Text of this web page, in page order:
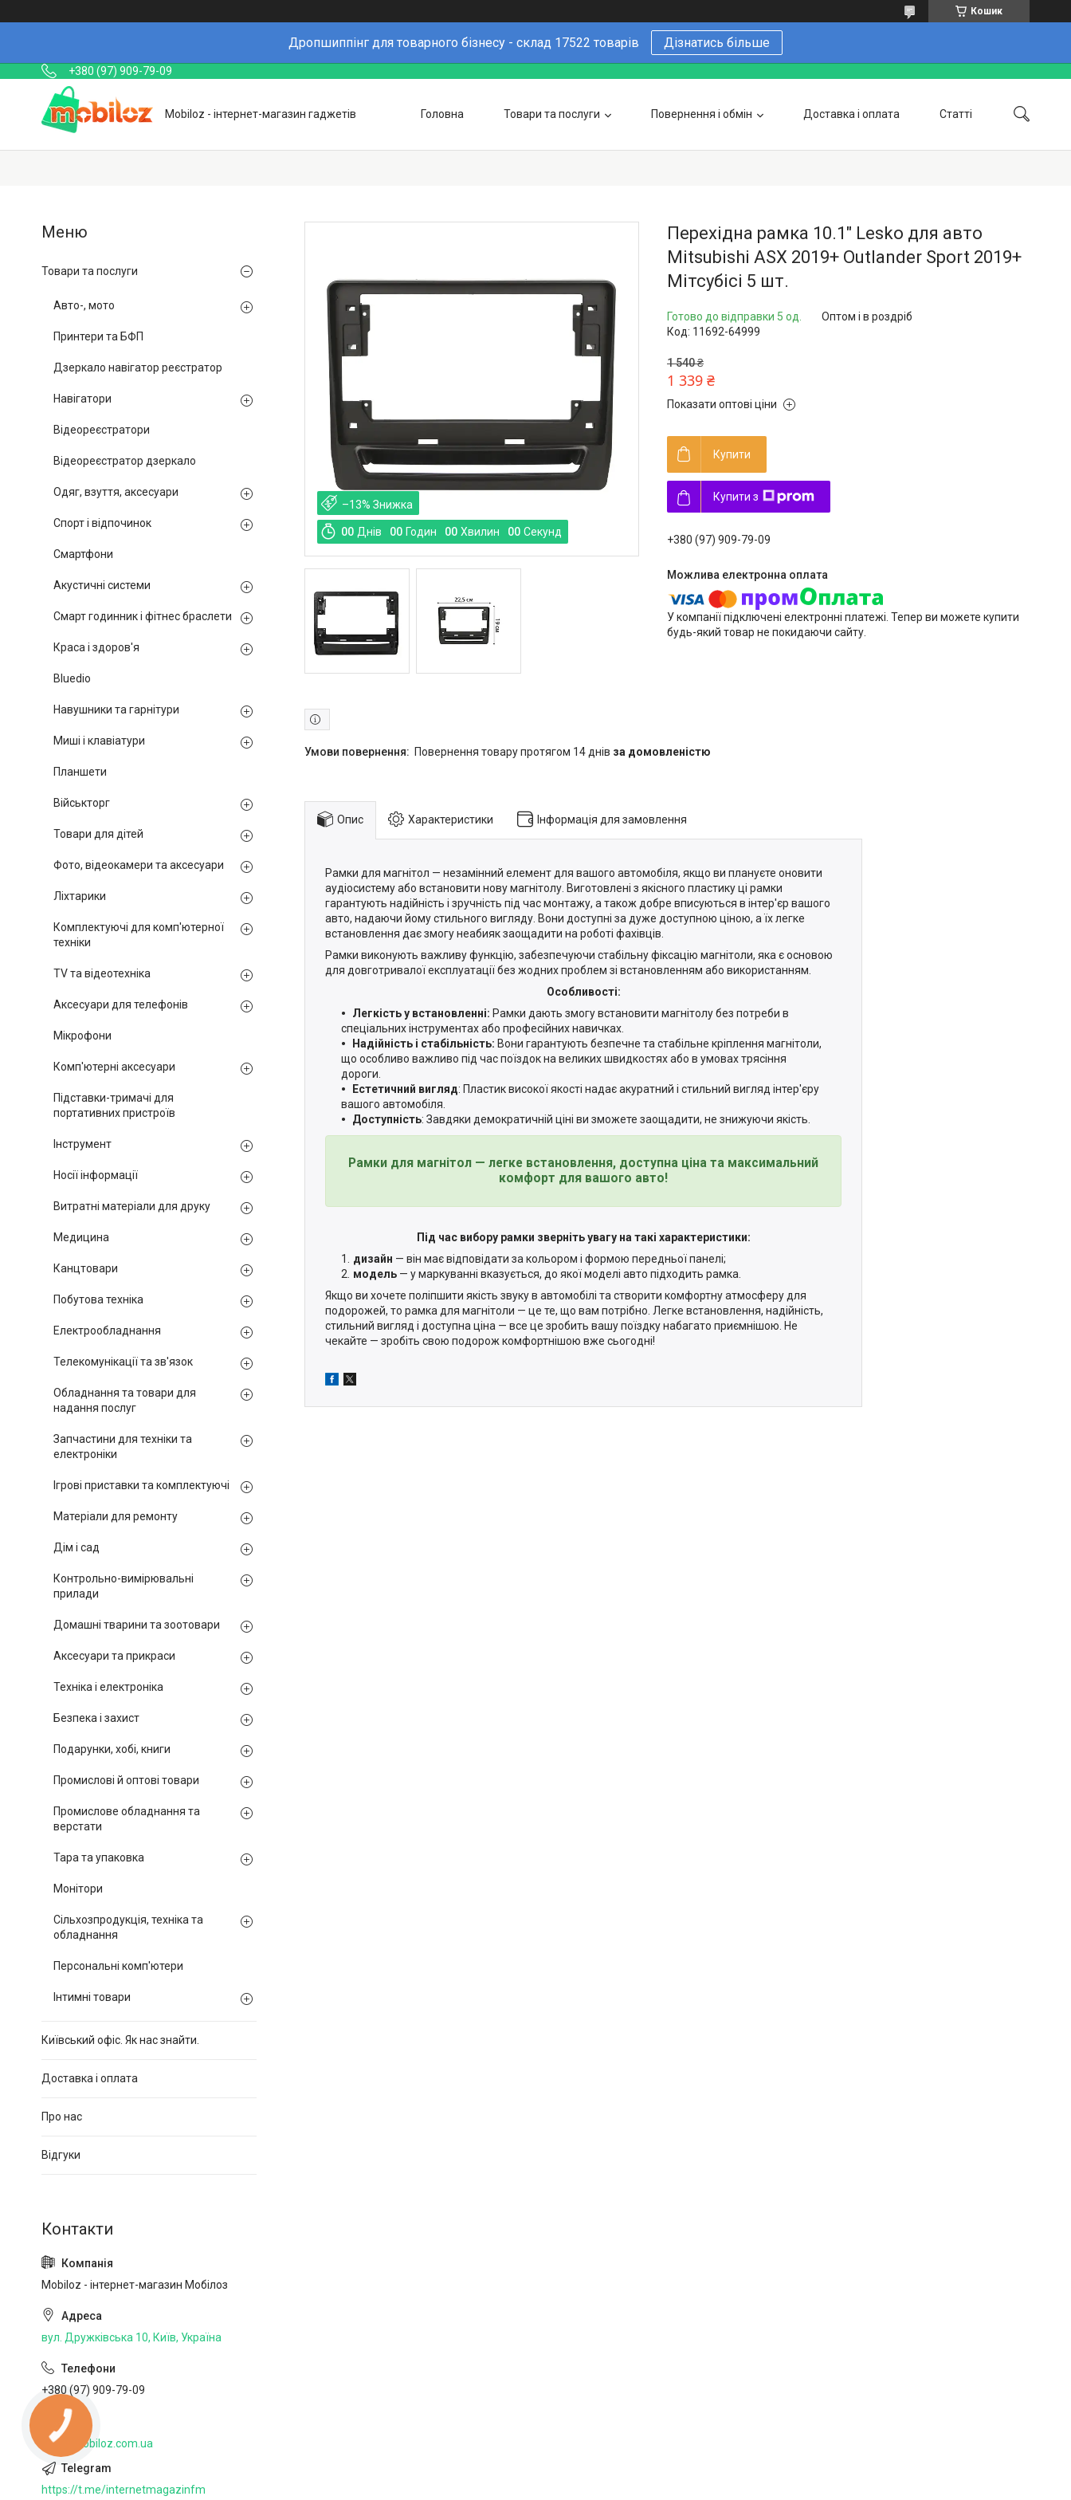
Кошик
Дропшиппінг для товарного бізнесу - склад 17522 товарів Дізнатись більше
+380 (97) 909-79-09
Mobiloz - інтернет-магазин гаджетів Головна Товари та послуги Повернення і обмін Доставка і оплата Статті
Оптовим покупцям Напишіть нам в Telegram
–13%
00 Днів 00 Годин 00 Хвилин 00 Секунд
Перехідна рамка 10.1" Lesko для авто
Mitsubishi ASX 2019+ Outlander Sport 2019+
Мітсубісі 5 шт.
Готово до відправки 5 од.
Оптом і в роздріб
Код: 11692-64999
1 540 ₴
1 339 ₴
Показати оптові ціни
Купити
Купити з
+380 (97) 909-79-09
У компанії підключені електронні платежі. Тепер ви можете купити
будь-який товар не покидаючи сайту.
повернення товару протягом 14 днів за домовленістю
Опис Характеристики Інформація для замовлення
Рамки для магнітол — незамінний елемент для вашого автомобіля, якщо ви плануєте оновити
аудіосистему або встановити нову магнітолу. Виготовлені з якісного пластику ці рамки
гарантують надійність і зручність під час монтажу, а також добре вписуються в інтер'єр вашого
авто, надаючи йому стильного вигляду. Вони доступні за дуже доступною ціною, а їх легке
встановлення дає змогу неабияк заощадити на роботі фахівців.
Рамки виконують важливу функцію, забезпечуючи стабільну фіксацію магнітоли, яка є основою
для довготривалої експлуатації без жодних проблем зі встановленням або використанням.
Особливості:
Легкість у встановленні: Рамки дають змогу встановити магнітолу без потреби в
спеціальних інструментах або професійних навичках.
Надійність і стабільність: Вони гарантують безпечне та стабільне кріплення магнітоли,
що особливо важливо під час поїздок на великих швидкостях або в умовах трясіння
дороги.
Естетичний вигляд: Пластик високої якості надає акуратний і стильний вигляд інтер'єру
вашого автомобіля.
Доступність: Завдяки демократичній ціні ви зможете заощадити, не знижуючи якість.
Рамки для магнітол — легке встановлення, доступна ціна та максимальний
комфорт для вашого авто!
Під час вибору рамки зверніть увагу на такі характеристики:
дизайн — він має відповідати за кольором і формою передньої панелі;
модель — у маркуванні вказується, до якої моделі авто підходить рамка.
Якщо ви хочете поліпшити якість звуку в автомобілі та створити комфортну атмосферу для
подорожей, то рамка для магнітоли — це те, що вам потрібно. Легке встановлення, надійність,
стильний вигляд і доступна ціна — все це зробить вашу поїздку набагато приємнішою. Не
чекайте — зробіть свою подорож комфортнішою вже сьогодні!
Товари та послуги
Авто-, мото
Принтери та БФП
Дзеркало навігатор реєстратор
Навігатори
Відеореєстратори
Відеореєстратор дзеркало
Одяг, взуття, аксесуари
Спорт і відпочинок
Смартфони
Акустичні системи
Смарт годинник і фітнес браслети
Краса і здоров'я
Bluedio
Навушники та гарнітури
Миші і клавіатури
Планшети
Військторг
Товари для дітей
Фото, відеокамери та аксесуари
Ліхтарики
Комплектуючі для комп'ютерної
техніки
TV та відеотехніка
Аксесуари для телефонів
Мікрофони
Комп'ютерні аксесуари
Підставки-тримачі для
портативних пристроїв
Інструмент
Носії інформації
Витратні матеріали для друку
Медицина
Канцтовари
Побутова техніка
Електрообладнання
Телекомунікації та зв'язок
Обладнання та товари для
надання послуг
Запчастини для техніки та
електроніки
Ігрові приставки та комплектуючі
Матеріали для ремонту
Дім і сад
Контрольно-вимірювальні
прилади
Домашні тварини та зоотовари
Аксесуари та прикраси
Техніка і електроніка
Безпека і захист
Подарунки, хобі, книги
Промислові й оптові товари
Промислове обладнання та
верстати
Тара та упаковка
Монітори
Сільхозпродукція, техніка та
обладнання
Персональні комп'ютери
Інтимні товари
Київський офіс. Як нас знайти.
Доставка і оплата
Про нас
Відгуки
Mobiloz - інтернет-магазин Мобілоз
вул. Дружківська 10, Київ, Україна
+380 (97) 909-79-09
http://mobiloz.com.ua
https://t.me/internetmagazinfm